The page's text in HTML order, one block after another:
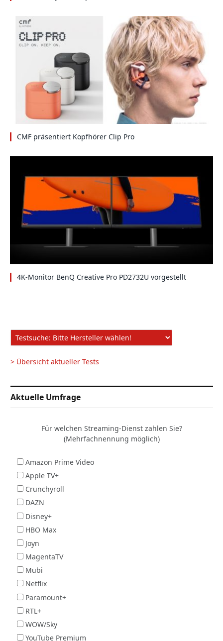
CMF präsentiert Kopfhörer Clip Pro
4K-Monitor BenQ Creative Pro PD2732U vorgestellt
> Übersicht aktueller Tests
Aktuelle Umfrage
Für welchen Streaming-Dienst zahlen Sie?
(Mehrfachnennung möglich)
Amazon Prime Video
Apple TV+
Crunchyroll
DAZN
Disney+
HBO Max
Joyn
MagentaTV
Mubi
Netflix
Paramount+
RTL+
WOW/Sky
YouTube Premium